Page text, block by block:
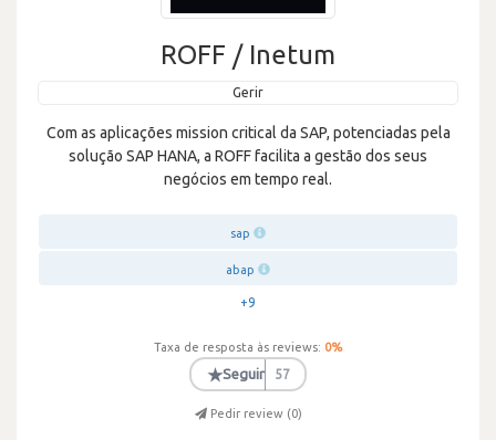
ROFF / Inetum
Gerir
Com as aplicações mission critical da SAP, potenciadas pela
solução SAP HANA, a ROFF facilita a gestão dos seus
negócios em tempo real.
sap
abap
+9
Taxa de resposta às reviews: 0%
★Seguir 57
Pedir review (0)